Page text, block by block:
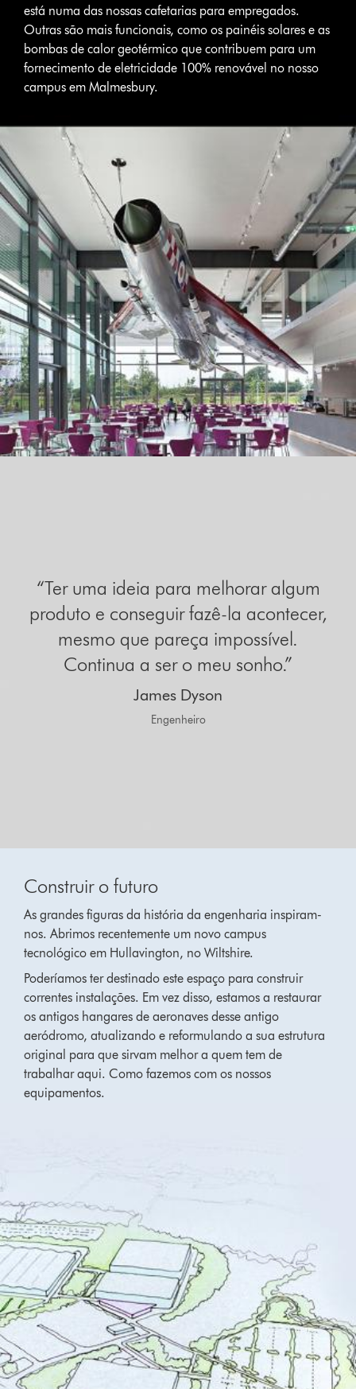
está numa das nossas cafetarias para empregados.
Outras são mais funcionais, como os painéis solares e as
bombas de calor geotérmico que contribuem para um
fornecimento de eletricidade 100% renovável no nosso
campus em Malmesbury.
“Ter uma ideia para melhorar algum
produto e conseguir fazê-la acontecer,
mesmo que pareça impossível.
Continua a ser o meu sonho.”
James Dyson
Engenheiro
Construir o futuro
As grandes figuras da história da engenharia inspiram-
nos. Abrimos recentemente um novo campus
tecnológico em Hullavington, no Wiltshire.
Poderíamos ter destinado este espaço para construir
correntes instalações. Em vez disso, estamos a restaurar
os antigos hangares de aeronaves desse antigo
aeródromo, atualizando e reformulando a sua estrutura
original para que sirvam melhor a quem tem de
trabalhar aqui. Como fazemos com os nossos
equipamentos.